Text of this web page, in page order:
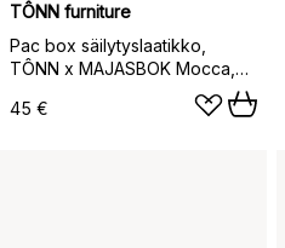
TÔNN furniture
Pac box säilytyslaatikko,
TÔNN x MAJASBOK Mocca,
32,5x10,5x30 cm, 2-pack
45 €